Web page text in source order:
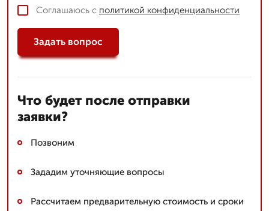
Соглашаюсь с политикой конфиденциальности
Задать вопрос
Что будет после отправки
заявки?
Позвоним
Зададим уточняющие вопросы
Рассчитаем предварительную стоимость и сроки